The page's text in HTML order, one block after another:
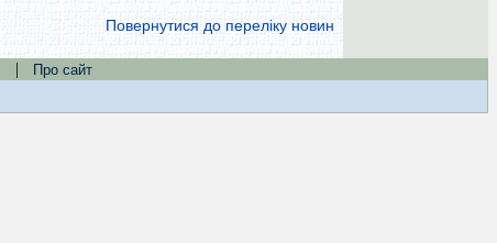
Повернутися до переліку новин
|
Про сайт